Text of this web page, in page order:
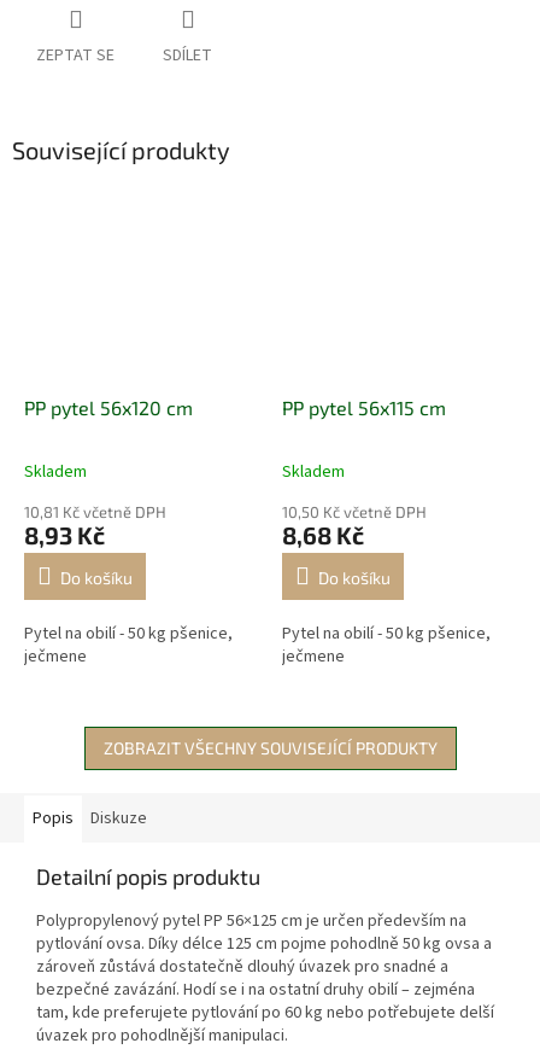
ZEPTAT SE SDÍLET
Související produkty
PP pytel 56x120 cm
Skladem
10,81 Kč včetně DPH
8,93 Kč
Do košíku
Pytel na obilí - 50 kg pšenice,
ječmene
PP pytel 56x115 cm
Skladem
10,50 Kč včetně DPH
8,68 Kč
Do košíku
Pytel na obilí - 50 kg pšenice,
ječmene
ZOBRAZIT VŠECHNY SOUVISEJÍCÍ PRODUKTY
Popis Diskuze
Detailní popis produktu
Polypropylenový pytel PP 56×125 cm je určen především na
pytlování ovsa. Díky délce 125 cm pojme pohodlně 50 kg ovsa a
zároveň zůstává dostatečně dlouhý úvazek pro snadné a
bezpečné zavázání. Hodí se i na ostatní druhy obilí – zejména
tam, kde preferujete pytlování po 60 kg nebo potřebujete delší
úvazek pro pohodlnější manipulaci.